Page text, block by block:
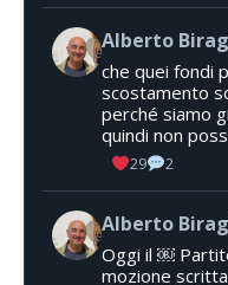
Alberto
che quei fondi
scostamento
perché siamo
quindi non
29 2
Alberto
Oggi il ￼
mozione